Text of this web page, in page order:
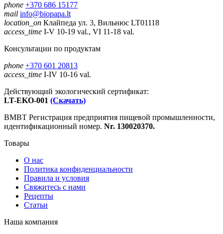
phone +370 686 15177
mail info@biopapa.lt
location_on Клайпеда ул. 3, Вильнюс LT01118
access_time I-V 10-19 val., VI 11-18 val.
Консультации по продуктам
phone +370 601 20813
access_time I-IV 10-16 val.
Действующий экологический сертификат:
LT-EKO-001 (Скачать)
ВМВТ Регистрация предприятия пищевой промышленности,
идентификационный номер. Nr. 130020370.
Товары
О нас
Политика конфиденциальности
Правила и условия
Свяжитесь с нами
Рецепты
Статьи
Наша компания